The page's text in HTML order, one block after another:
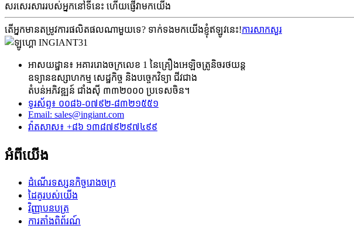
សរសេរសាររបស់អ្នកនៅទីនេះ ហើយផ្ញើវាមកយើង
តើអ្នកមានតម្រូវការផលិតផលណាមួយទេ? ទាក់ទងមកយើងខ្ញុំឥឡូវនេះ!ការសាកសួរ
អាសយដ្ឋាន៖ អគាររោងចក្រលេខ 1 នៃគ្រឿងអេឡិចត្រូនិចរថយន្ត
ឧទ្យានឧស្សាហកម្ម សេដ្ឋកិច្ច និងបច្ចេកវិទ្យា ជីវជាង
តំបន់អភិវឌ្ឍន៍ ជាំងស៊ី ៣៣២០០០ ប្រទេសចិន។
ទូរស័ព្ទ៖ ០០៨៦-០៧៩២-៨៣២១៥៥១
Email: sales@ingiant.com
វ៉ាតសាស៖ +៨៦ ១៣៨៧៩២៩៧៤៩៩
អំពីយើង
ដំណើរទស្សនកិច្ចរោងចក្រ
ដៃគូរបស់យើង
វិញ្ញាបនបត្រ
ការតាំងពិព័រណ៍